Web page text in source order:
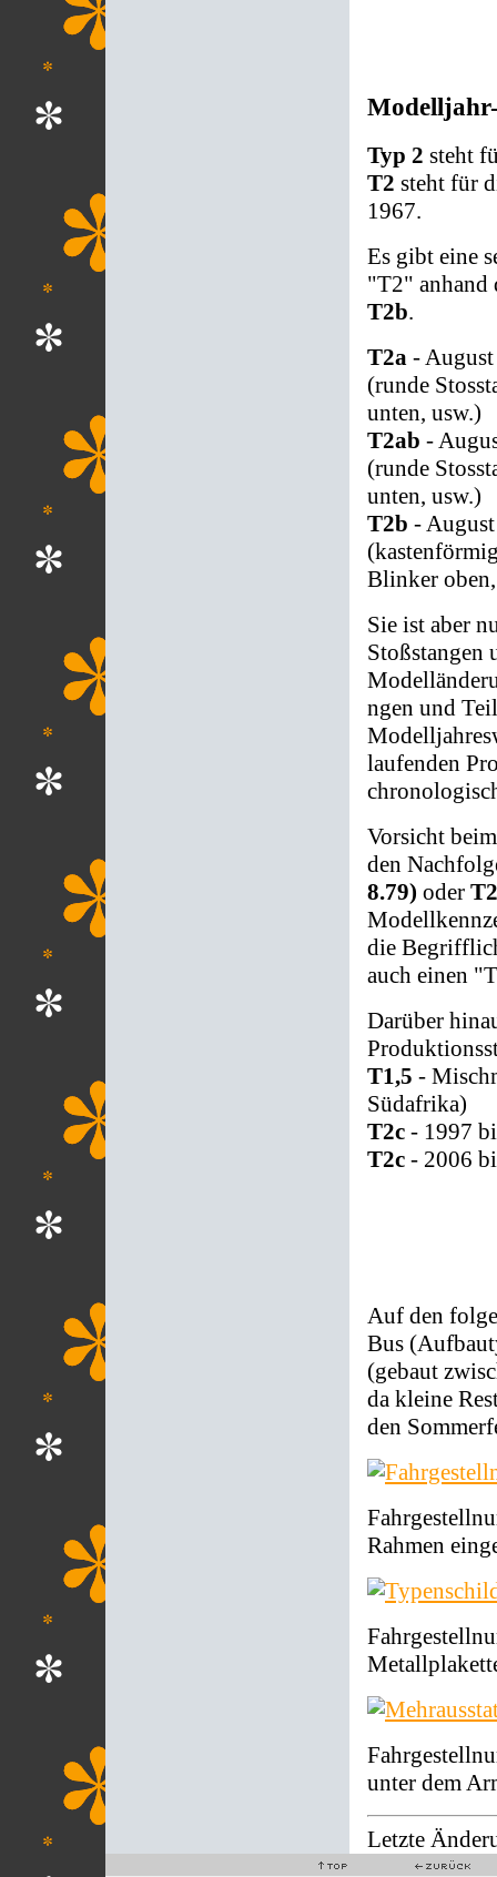
Typ 2 steht
T2 steht für
1967.
Es gibt eine
"T2"
T2b.
T2a -
(runde
unten, usw.)
T2ab -
(runde
unten, usw.)
T2b -
Blinker
Sie ist aber
Stoßstangen
ngen und
laufenden
Vorsicht
den
8.79) oder
die
auch einen
Darüber
T1,5 -
Südafrika)
T2c - 1997
T2c - 2006
Auf den
Bus
(gebaut
da kleine
den
Rahmen
unter dem
Letzte